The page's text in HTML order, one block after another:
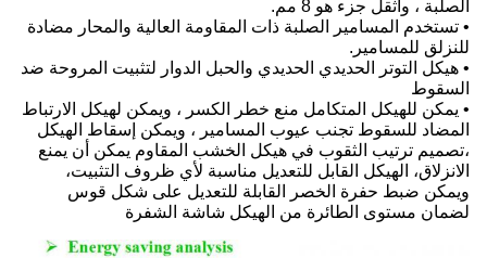
العالية والمحار مضادة
الدوار لتثبيت المروحة ضد
الكسر ، ويمكن لهيكل الارتباط
، ويمكن إسقاط الهيكل
الخشب المقاوم يمكن أن يمنع
مناسبة لأي ظروف التثبيت،
للتعديل على شكل قوس
شاشة الشفرة